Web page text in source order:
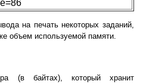
на печать некоторых заданий,
объем используемой памяти.
(в байтах), который хранит